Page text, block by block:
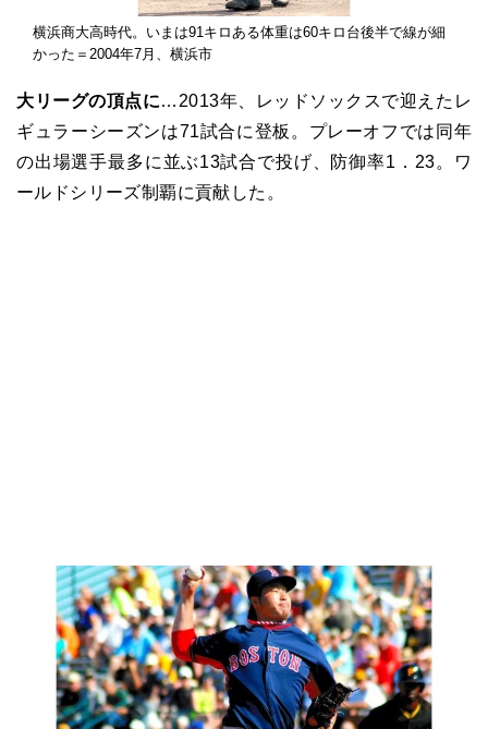
横浜商大高時代。いまは91キロある体重は60キロ台後半で線が細
かった＝2004年7月、横浜市
大リーグの頂点に…2013年、レッドソックスで迎えたレ
ギュラーシーズンは71試合に登板。プレーオフでは同年
の出場選手最多に並ぶ13試合で投げ、防御率1．23。ワ
ールドシリーズ制覇に貢献した。